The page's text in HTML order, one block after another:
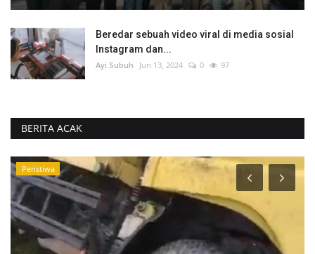
Beredar sebuah video viral di media sosial
Instagram dan...
Ayi.Subuh Jun 13, 2024 0 97
BERITA ACAK
Peristiwa